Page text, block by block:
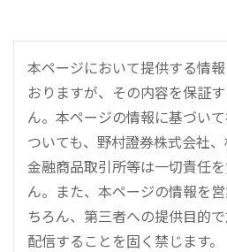
本ページにおいて提供する情
おりますが、その内容を保証
ん。本ページの情報に基づい
ついても、野村證券株式会社
金融商品取引所等は一切責任
ん。また、本ページの情報を
ちろん、第三者への提供目的
配信することを固く禁じます。